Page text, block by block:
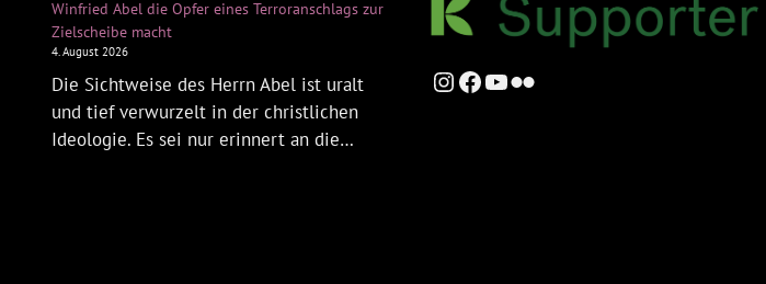
Winfried Abel die Opfer eines Terroranschlags zur
Zielscheibe macht
4. August 2026
Die Sichtweise des Herrn Abel ist uralt
und tief verwurzelt in der christlichen
Ideologie. Es sei nur erinnert an die…
Instagram
Facebook
YouTube
Flickr